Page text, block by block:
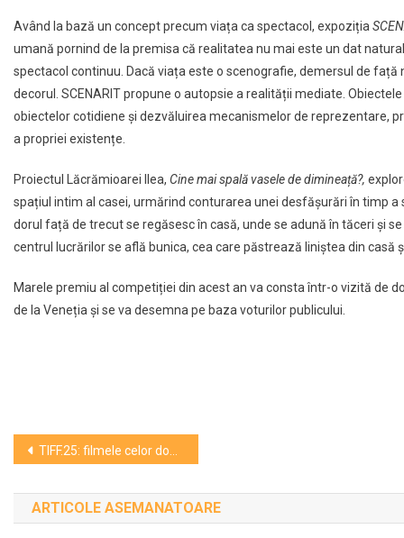
Având la bază un concept precum viața ca spectacol, expoziția
umană pornind de la premisa că realitatea nu mai este un dat
spectacol continuu. Dacă viața este o scenografie, demersul de
decorul. SCENARIT propune o autopsie a realității mediate.
obiectelor cotidiene și dezvăluirea mecanismelor de reprezentare,
a propriei existențe.
Proiectul Lăcrămioarei Ilea, Cine mai spală vasele de dimineață?,
spațiul intim al casei, urmărind conturarea unei desfășurări în timp
dorul față de trecut se regăsesc în casă, unde se adună în tăceri și
centrul lucrărilor se află bunica, cea care păstrează liniștea din casă
Marele premiu al competiției din acest an va consta într-o vizită de
de la Veneția și se va desemna pe baza voturilor publicului.
Navigare
în
articole
TIFF.25: filmele celor două competiții internaționale
ARTICOLE ASEMANATOARE